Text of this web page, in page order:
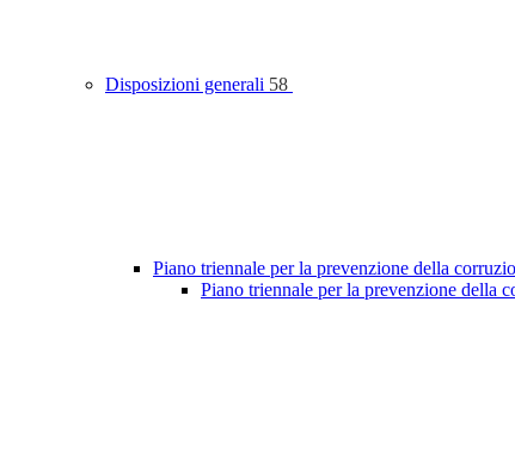
Disposizioni generali 58
Piano triennale per la prevenzione della
Piano triennale per la prevenzione della